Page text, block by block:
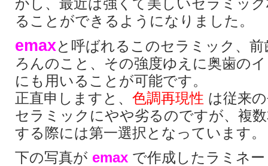
かし、最近は強くて美しいセラミッ
ることができるようになりました。
emaxと呼ばれるこのセラミック、
ろんのこと、その強度ゆえに奥歯の
にも用いることが可能です。
正直申しますと、 色調再現性 は従来
セラミックにやや劣るのですが、複
する際には第一選択となっています。
下の写真が emax で作成したラミネ